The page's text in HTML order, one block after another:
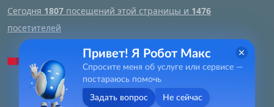
Сегодня 1807 посещений этой страницы и 1476
посетителей
Яндекс метрика
Привет! Я Робот Макс
Спросите меня об услуге или сервисе —
постараюсь помочь
Задать вопрос Не сейчас